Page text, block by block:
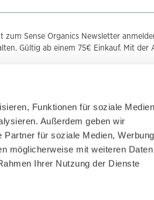
Funktionen für soziale Medien
Außerdem geben wir
für soziale Medien, Werbung
möglicherweise mit weiteren Daten
Ihrer Nutzung der Dienste
zum Sense Organics Newsletter
Gültig ab einem 75€ Einkauf. Mit